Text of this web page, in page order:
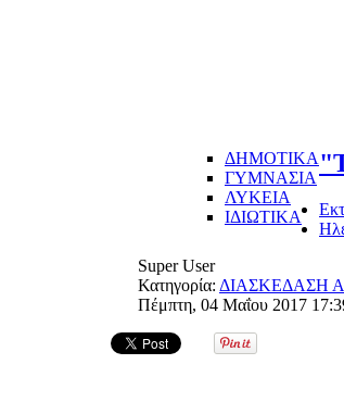
ΔΗΜΟΤΙΚΑ
ΓΥΜΝΑΣΙΑ
ΛΥΚΕΙΑ
ΙΔΙΩΤΙΚΑ
Super User
Κατηγορία: ΔΙΑΣΚΕΔΑΣΗ
Πέμπτη, 04 Μαΐου 2017